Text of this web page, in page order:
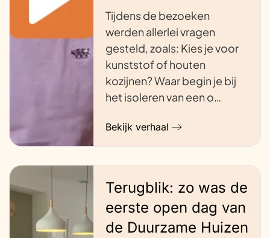
Tijdens de bezoeken
werden allerlei vragen
gesteld, zoals: Kies je voor
kunststof of houten
kozijnen? Waar begin je bij
het isoleren van een o…
Bekijk verhaal
Terugblik: zo was de
eerste open dag van
de Duurzame Huizen